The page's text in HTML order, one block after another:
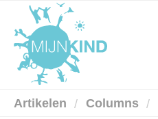
Artikelen Columns